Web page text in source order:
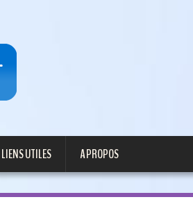
LIENS UTILES A PROPOS